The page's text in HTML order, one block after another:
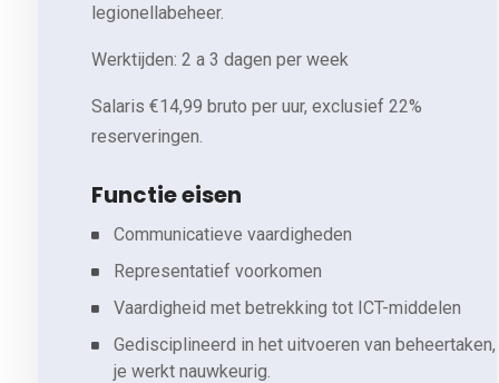
legionellabeheer.
Werktijden: 2 a 3 dagen per week
Salaris €14,99 bruto per uur, exclusief 22%
reserveringen.
Functie eisen
Communicatieve vaardigheden
Representatief voorkomen
Vaardigheid met betrekking tot ICT-middelen
Gedisciplineerd in het uitvoeren van beheertaken,
je werkt nauwkeurig.